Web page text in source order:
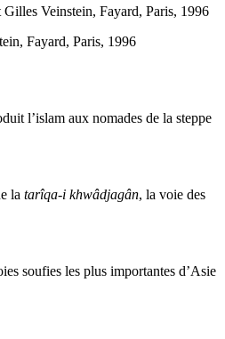
Veinstein, Fayard, Paris, 1996
Fayard, Paris, 1996
l’islam aux nomades de la steppe
la tarîqa-i khwâdjagân, la voie des
soufies les plus importantes d’Asie